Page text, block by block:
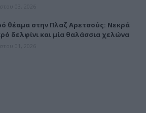
θέαμα στην Πλαζ Αρετσούς: Νεκρά
δελφίνι και μία θαλάσσια χελώνα